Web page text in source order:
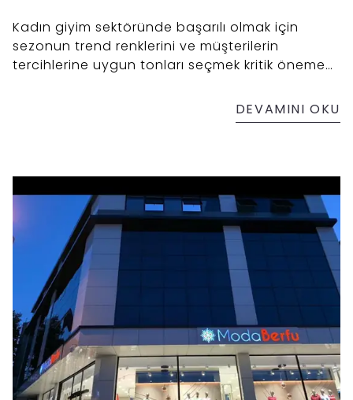
Kadın giyim sektöründe başarılı olmak için
sezonun trend renklerini ve müşterilerin
tercihlerine uygun tonları seçmek kritik öneme
koleksiyonlarında her sezona uygun renklerde
şık ve kaliteli ürünler sunarak işletmenizin satış
ziyaret edin!
DEVAMINI OKU